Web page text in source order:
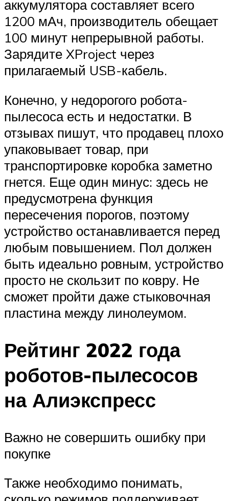
аккумулятора составляет всего
1200 мАч, производитель обещает
100 минут непрерывной работы.
Зарядите XProject через
прилагаемый USB-кабель.
Конечно, у недорогого робота-
пылесоса есть и недостатки. В
отзывах пишут, что продавец плохо
упаковывает товар, при
транспортировке коробка заметно
гнется. Еще один минус: здесь не
предусмотрена функция
пересечения порогов, поэтому
устройство останавливается перед
любым повышением. Пол должен
быть идеально ровным, устройство
просто не скользит по ковру. Не
сможет пройти даже стыковочная
пластина между линолеумом.
Рейтинг 2022 года
роботов-пылесосов
на Алиэкспресс
Важно не совершить ошибку при
покупке
Также необходимо понимать,